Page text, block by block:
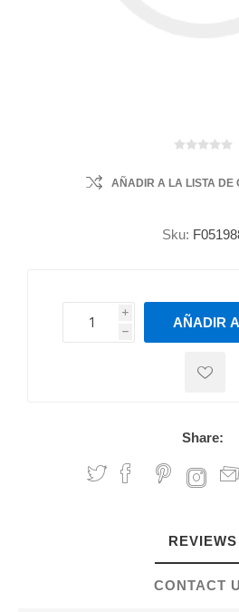
AÑADIR A LA LISTA DE
Sku:
i
h
h
AÑADIR
Share:
REVIEWS
CONTACT